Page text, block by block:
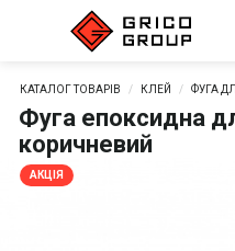
КАТАЛОГ ТОВАРІВ КЛЕЙ ФУГА
Фуга епоксидна
коричневий
АКЦІЯ